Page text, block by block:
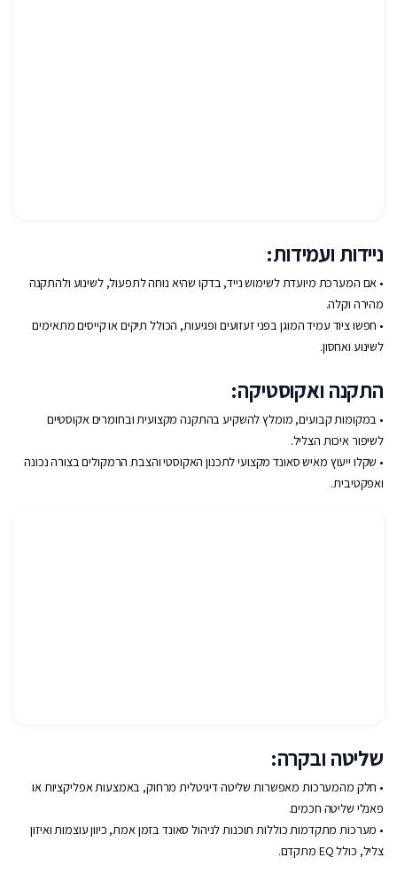
ניידות ועמידות:
• אם המערכת מיועדת לשימוש נייד, בדקו שהיא נוחה לתפעול, לשינוע ולהתקנה
מהירה וקלה.
• חפשו ציוד עמיד המוגן בפני זעזועים ופגיעות, הכולל תיקים או קייסים מתאימים
לשינוע ואחסון.
התקנה ואקוסטיקה:
• במקומות קבועים, מומלץ להשקיע בהתקנה מקצועית ובחומרים אקוסטיים
לשיפור איכות הצליל.
• שקלו ייעוץ מאיש סאונד מקצועי לתכנון האקוסטי והצבת הרמקולים בצורה נכונה
ואפקטיבית.
שליטה ובקרה:
• חלק מהמערכות מאפשרות שליטה דיגיטלית מרחוק, באמצעות אפליקציות או
פאנלי שליטה חכמים.
• מערכות מתקדמות כוללות תוכנות לניהול סאונד בזמן אמת, כיוון עוצמות ואיזון
צליל, כולל EQ מתקדם.